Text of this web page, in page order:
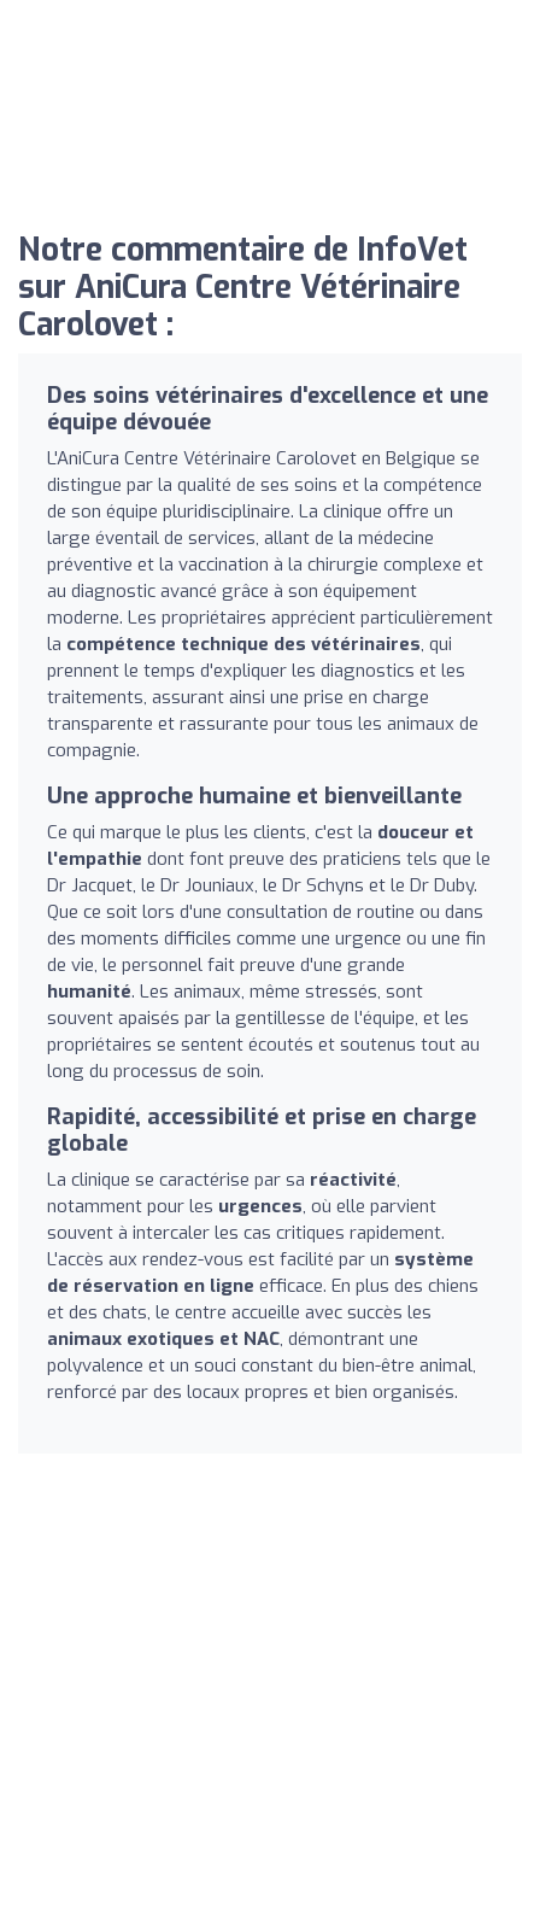
Notre commentaire de InfoVet
sur AniCura Centre Vétérinaire
Carolovet :
Des soins vétérinaires d'excellence et une
équipe dévouée
L'AniCura Centre Vétérinaire Carolovet en Belgique se
distingue par la qualité de ses soins et la compétence
de son équipe pluridisciplinaire. La clinique offre un
large éventail de services, allant de la médecine
préventive et la vaccination à la chirurgie complexe et
au diagnostic avancé grâce à son équipement
moderne. Les propriétaires apprécient particulièrement
la compétence technique des vétérinaires, qui
prennent le temps d'expliquer les diagnostics et les
traitements, assurant ainsi une prise en charge
transparente et rassurante pour tous les animaux de
compagnie.
Une approche humaine et bienveillante
Ce qui marque le plus les clients, c'est la douceur et
l'empathie dont font preuve des praticiens tels que le
Dr Jacquet, le Dr Jouniaux, le Dr Schyns et le Dr Duby.
Que ce soit lors d'une consultation de routine ou dans
des moments difficiles comme une urgence ou une fin
de vie, le personnel fait preuve d'une grande
humanité. Les animaux, même stressés, sont
souvent apaisés par la gentillesse de l'équipe, et les
propriétaires se sentent écoutés et soutenus tout au
long du processus de soin.
Rapidité, accessibilité et prise en charge
globale
La clinique se caractérise par sa réactivité,
notamment pour les urgences, où elle parvient
souvent à intercaler les cas critiques rapidement.
L'accès aux rendez-vous est facilité par un système
de réservation en ligne efficace. En plus des chiens
et des chats, le centre accueille avec succès les
animaux exotiques et NAC, démontrant une
polyvalence et un souci constant du bien-être animal,
renforcé par des locaux propres et bien organisés.